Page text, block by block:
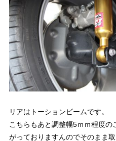
リアはトーションビームです。
こちらもあと調整幅5ｍｍ程度
がっておりますんのでそのまま取